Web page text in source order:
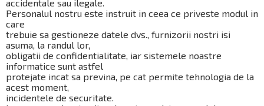
accidentale sau ilegale.
Personalul nostru este instruit in ceea ce priveste modul in
care
trebuie sa gestioneze datele dvs., furnizorii nostri isi
asuma, la randul lor,
obligatii de confidentialitate, iar sistemele noastre
informatice sunt astfel
protejate incat sa previna, pe cat permite tehnologia de la
acest moment,
incidentele de securitate.